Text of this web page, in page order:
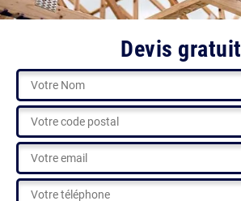
Devis gratuit